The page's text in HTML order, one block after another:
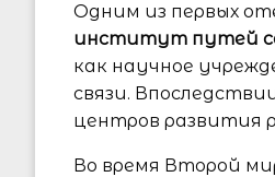
Одним из первых
институт путей
как научное
связи.
центров развития
Во время Второй